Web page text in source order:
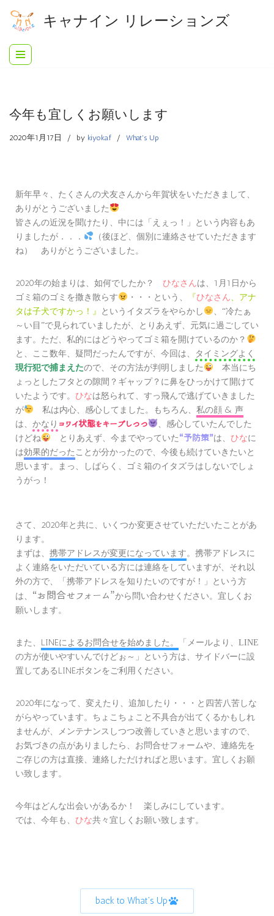
コ
ン
テ
ス
キャナイン リレーションズ
今年も宜しくお願いします
2020年1月17日 by kiyoka.f What's Up
新年早々、たくさんの犬友さんから年賀状をいただきまして、
ありがとうございました
皆さんの近況を聞けたり、中には 「えぇっ！」
という内容もあ
りましたが．．．
（後ほど、個別に連絡させていただきます
ね） ありがとうございました。
2020年の始まりは、如何でしたか？ ひなさんは、1月1日から
ゴミ箱のゴミを撒き散らす
・・・という、 『ひなさん、アナ
タは子犬ですかっ！』
という イタズラ をやらかし
、“冷たぁ
～い目”で見られていましたが、とりあえず、元気に過ごしてい
ます。ただ、私的にはどうやってゴミ箱を開けているのか？
と、ここ数年、疑問だったんですが、今回は、
タイミングよく
現行犯で捕まえたので、その方法が判明しました
本当にち
ょっとしたフタとの隙間？ギャップ？に鼻をひっかけて開けて
いたようです。 ひなは怒られて、すっ飛んで逃げていきました
が
私は内心、感心してました。もちろん、 私の顔 & 声
は、 かなり コワイ状態をキープしつつ
、感心していたんでした
けどね
とりあえず、今までやっていた “予防策”は、 ひなに
は効果的だった ことが分かったので、今後も続けていきたいと
思います。まっ、しばらく、ゴミ箱のイタズラ はしないでしょ
うがっ！
さて、2020年と共に、いくつか変更させていただいたことがあ
ります。
まずは、 携帯アドレスが変更になっています。携帯アドレスに
よく連絡をいただいている方には連絡をしていますが、それ以
外の方で、
「携帯アドレスを知りたいのですが！」
という方
は、 “お問合せフォーム”から問い合わせください。宜しくお
願いします。
また、 LINEによるお問合せを始めました。
「メールより、LINE
の方が使いやすいんでけどぉ～」
という方は、サイドバーに設
置してあるLINEボタンをご利用ください。
2020年になって、変えたり、追加したり・・・と四苦八苦しな
がらやっています。ちょこちょこと不具合が出てくるかもしれ
ませんが、メンテナンスしつつ改善していきと思いますので、
お気づきの点がありましたら、お問合せフォームや、連絡先を
ご存じの方は直接、連絡しただければと思います。宜しくお願
い致します。
今年はどんな出会いがあるか！ 楽しみにしています。
では、今年も、 ひな共々宜しくお願い致します。
back to What's Up